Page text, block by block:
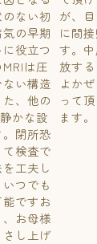
ない初
の早期
役立つ
は圧
い構造
、他の
かな設
閉所恐
検査で
工夫し
つでも
ですお
お母様
し上げ
が、
に間
す。
放す
よか
って
ます。